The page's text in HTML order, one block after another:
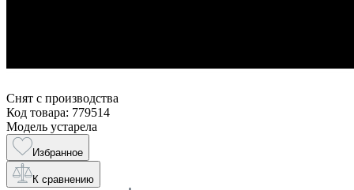
Снят с производства
Код товара: 779514
Модель устарела
Избранное
К сравнению